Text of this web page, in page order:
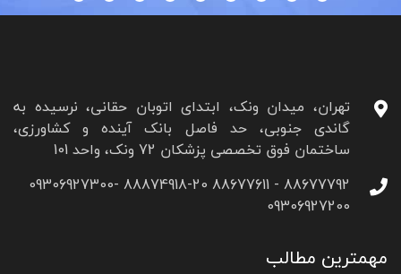
تهران، میدان ونک، ابتدای اتوبان حقانی، نرسیده به
گاندی جنوبی، حد فاصل بانک آینده و کشاورزی،
ساختمان فوق تخصصی پزشکان 72 ونک، واحد 101
88677792 - 88677611 88874918-20 09306927300-
09306927200
مهمترین مطالب